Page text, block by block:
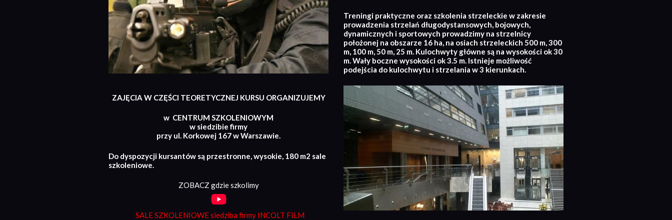
Treningi praktyczne oraz szkolenia strzeleckie w zakresie
prowadzenia strzelań długodystansowych, bojowych,
dynamicznych i sportowych prowadzimy na strzelnicy
położonej na obszarze 16 ha, na osiach strzeleckich 500 m, 300
m, 100 m, 50 m, 25 m. Kulochwyty główne są na wysokości ok 30
m. Wały boczne wysokości ok 3.5 m. Istnieje możliwość
podejścia do kulochwytu i strzelania w 3 kierunkach.
ZAJĘCIA W CZĘŚCI TEORETYCZNEJ KURSU ORGANIZUJEMY
w CENTRUM SZKOLENIOWYM
w siedzibie firmy
przy ul. Korkowej 167 w Warszawie.
Do dyspozycji kursantów są przestronne, wysokie, 180 m2 sale
szkoleniowe.
ZOBACZ gdzie szkolimy
SALE SZKOLENIOWE siedziba firmy INCOLT FILM